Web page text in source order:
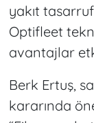
yakıt
Optifleet
avantajlar
Berk Ertuş,
kararında